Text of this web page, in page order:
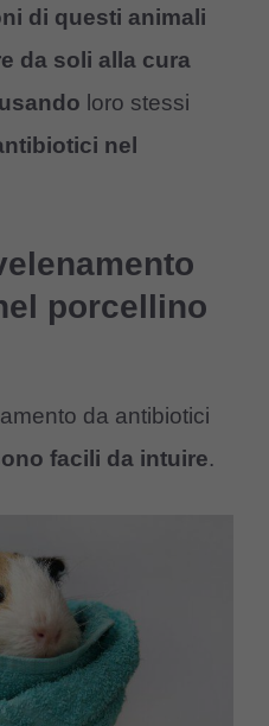
di questi animali
da soli alla cura
loro stessi
nel
porcellino
da antibiotici
facili da intuire.